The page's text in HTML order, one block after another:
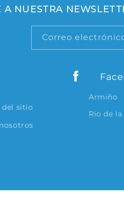
sitio
Armiño
Rio de la
A NUESTRA
Correo